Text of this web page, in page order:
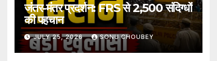
जंतर-मंतर प्रदर्शन: FRS से 2,500 संदिग्धों
की पहचान
JULY 25, 2026 SONU CHOUBEY